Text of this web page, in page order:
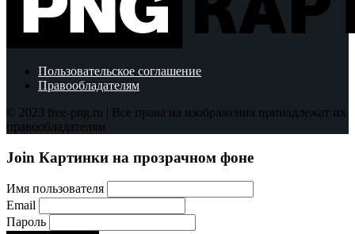
Пользовательское соглашение
Правообладателям
© 2023 free-png.ru | Все права на изображения принадлежат их
правообладателям
Join Картинки на прозрачном фоне
Имя пользователя
Email
Пароль